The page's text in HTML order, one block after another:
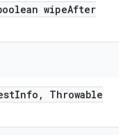
wipeAfter
Info ,
Throwable